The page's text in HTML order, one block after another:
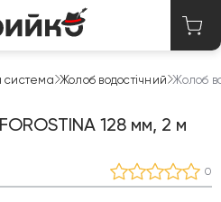
система Жолоб водостічний Жолоб
128 мм, 2 м
0